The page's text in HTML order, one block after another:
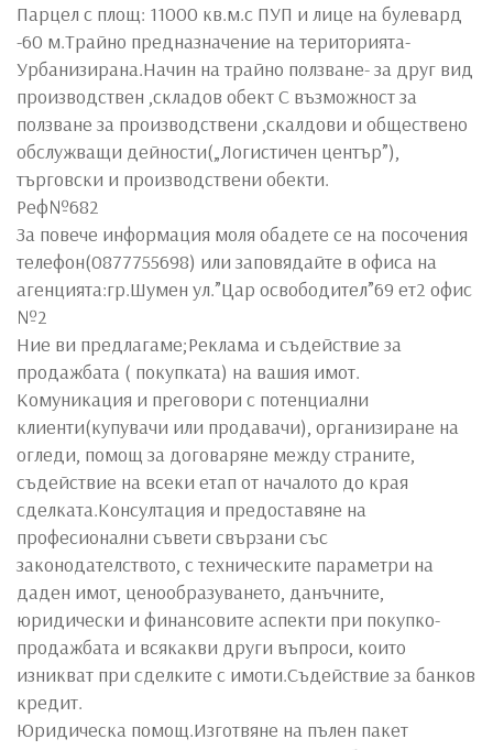
Парцел с площ: 11000 кв.м.с ПУП и лице на булевард
-60 м.Трайно предназначение на територията-
Урбанизирана.Начин на трайно ползване- за друг вид
производствен ,складов обект С възможност за
ползване за производствени ,скалдови и обществено
обслужващи дейности(„Логистичен център”),
търговски и производствени обекти.
Реф№682
За повече информация моля обадете се на посочения
телефон(0877755698) или заповядайте в офиса на
агенцията:гр.Шумен ул.”Цар освободител”69 ет2 офис
№2
Ние ви предлагаме;Реклама и съдействие за
продажбата ( покупката) на вашия имот.
Комуникация и преговори с потенциални
клиенти(купувачи или продавачи), организиране на
огледи, помощ за договаряне между страните,
съдействие на всеки етап от началото до края
сделката.Консултация и предоставяне на
професионални съвети свързани със
законодателството, с техническите параметри на
даден имот, ценообразуването, данъчните,
юридически и финансовите аспекти при покупко-
продажбата и всякакви други въпроси, които
изникват при сделките с имоти.Съдействие за банков
кредит.
Юридическа помощ.Изготвяне на пълен пакет